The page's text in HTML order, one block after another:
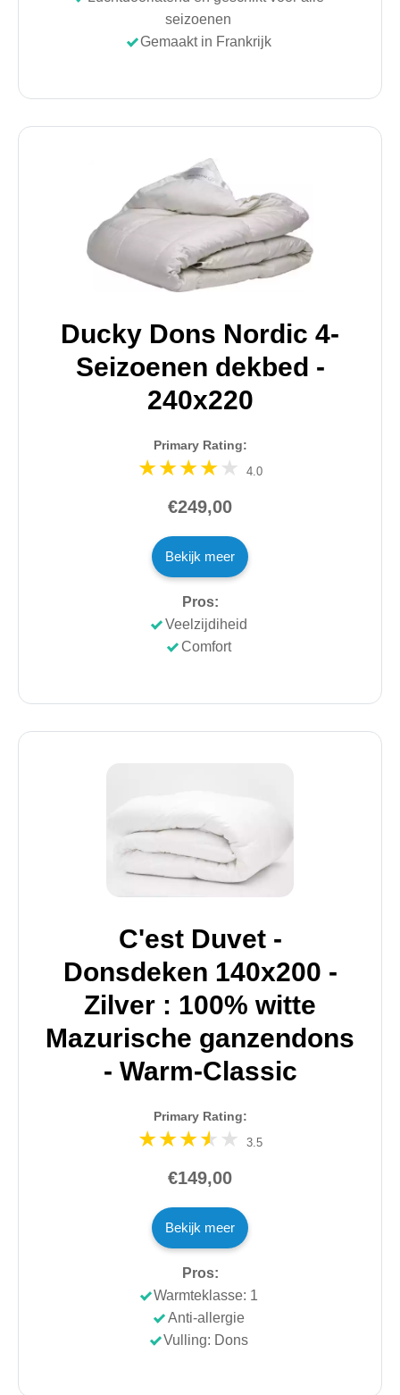
seizoenen
Gemaakt in Frankrijk
Ducky Dons Nordic 4-
Seizoenen dekbed -
240x220
Primary Rating:
4.0
€249,00
Bekijk meer
Pros:
Veelzijdiheid
Comfort
C'est Duvet -
Donsdeken 140x200 -
Zilver : 100% witte
Mazurische ganzendons
- Warm-Classic
Primary Rating:
3.5
€149,00
Bekijk meer
Pros:
Warmteklasse: 1
Anti-allergie
Vulling: Dons